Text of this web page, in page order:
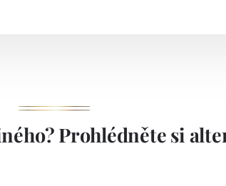
Prohlédněte si